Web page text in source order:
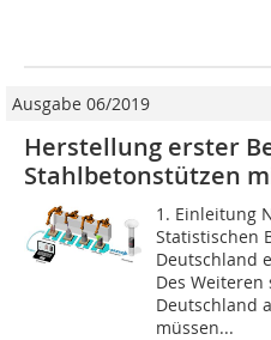
Ausgabe 06/2019
Herstellung erster
Stahlbetonstützen
1. Einleitung
Statistischen
Deutschland
Des
Deutschland
müssen...